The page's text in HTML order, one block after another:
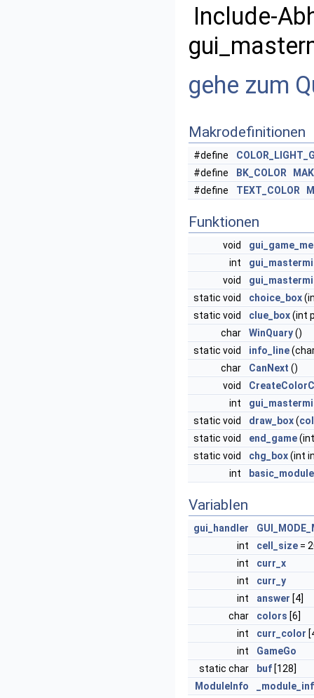
Include-
gehe zum
Makrodefinitionen
#define
#define
BK_COLOR
#define
TEXT_COLOR
Funktionen
void
int
void
static void
choice_box
static void
clue_box(int
char
WinQuary()
static void
info_line
char
CanNext ()
void
int
static void
draw_box(
static void
end_game
static void
chg_box(int
int
Variablen
gui_handler
int
cell_size =
int
curr_x
int
curr_y
int
answer [4]
char
colors [6]
int
curr_color
int
GameGo
static char
buf [128]
ModuleInfo